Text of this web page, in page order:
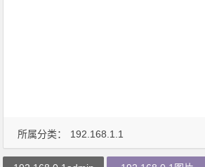
所属分类： 192.168.1.1